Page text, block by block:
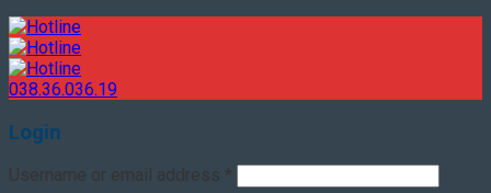
038.36.036.19
Login
Username or email address *